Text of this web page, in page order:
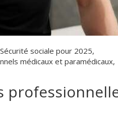
sociale pour 2025,
médicaux et paramédicaux,